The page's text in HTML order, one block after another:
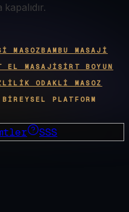
MASOZ BAMBU MASAJI
EL MASAJISIRT BOYUN
ODAKLI MASOZ
BIREYSEL PLATFORM
SSS